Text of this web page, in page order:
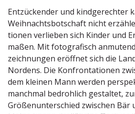
Entzü­ckender und kindge­rechter
Weihnachts­bot­schaft nicht
tionen verlieben sich Kinder und
maßen. Mit fotogra­fisch
zeich­nungen eröffnet sich die
Nordens. Die Konfron­ta­tionen
dem kleinen Mann werden
manchmal bedrohlich gestaltet,
Größen­un­ter­schied zwischen Bär